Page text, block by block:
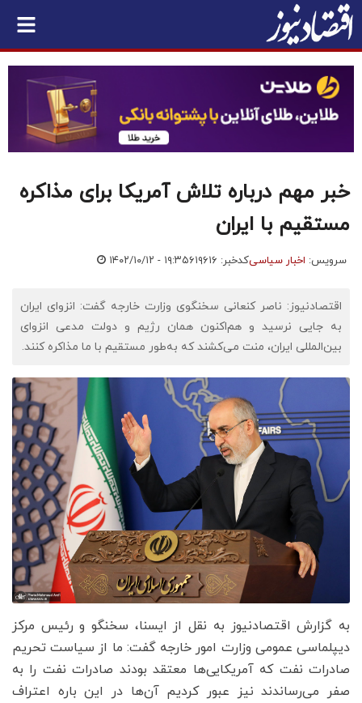
خبر مهم درباره تلاش آمریکا برای مذاکره
مستقیم با ایران
سرویس: اخبار سیاسیکدخبر: ۶۱۹۶۱۶ ۱۴۰۲/۱۰/۱۲ - ۱۹:۳۵
اقتصادنیوز: ناصر کنعانی سخنگوی وزارت خارجه گفت: انزوای ایران
به‌ جایی نرسید و هم‌اکنون همان رژیم و دولت مدعی انزوای
بین‌المللی ایران، منت می‌کشند که به‌طور مستقیم با ما مذاکره کنند.
به گزارش اقتصادنیوز به نقل از ایسنا، سخنگو و رئیس مرکز
دیپلماسی عمومی وزارت امور خارجه گفت: ما از سیاست تحریم
صادرات نفت که آمریکایی‌ها معتقد بودند صادرات نفت را به
صفر می‌رساندند نیز عبور کردیم آن‌ها در این باره اعتراف